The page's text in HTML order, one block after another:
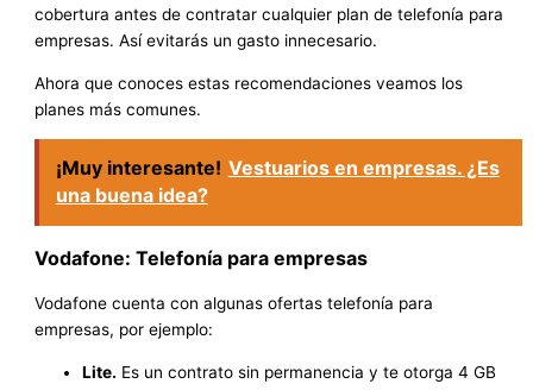
cobertura antes de contratar cualquier plan de telefonía para
empresas. Así evitarás un gasto innecesario.
Ahora que conoces estas recomendaciones veamos los
planes más comunes.
¡Muy interesante! Vestuarios en empresas. ¿Es
una buena idea?
Vodafone: Telefonía para empresas
Vodafone cuenta con algunas ofertas telefonía para
empresas, por ejemplo:
Lite. Es un contrato sin permanencia y te otorga 4 GB